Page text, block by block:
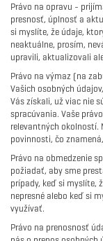
Právo na opravu -
presnosť, úplnosť a
si myslíte, že údaje,
neaktuálne, prosím,
upravili, aktualizovali
Právo na výmaz (na
Vašich osobných
Vás získali, už viac nie
spracúvania. Vaše
relevantných okolností.
povinnosti, čo
Právo na obmedzenie
požiadať, aby sme
prípady, keď si myslíte,
nepresné alebo keď si
využívať.
Právo na prenosnosť